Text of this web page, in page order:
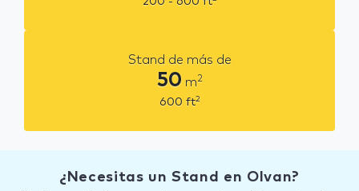
Stand de más de
50 m2
600 ft2
¿Necesitas un Stand en Olvan?